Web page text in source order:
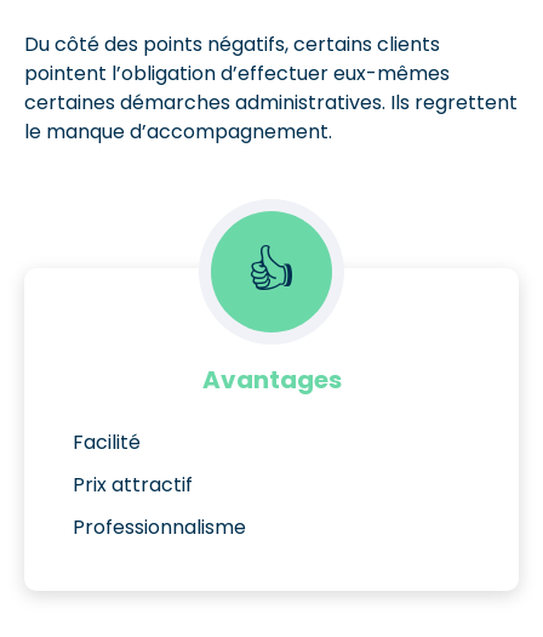
Du côté des points négatifs, certains clients
pointent l’obligation d’effectuer eux-mêmes
certaines démarches administratives. Ils regrettent
le manque d’accompagnement.
👍
Avantages
Facilité
Prix attractif
Professionnalisme